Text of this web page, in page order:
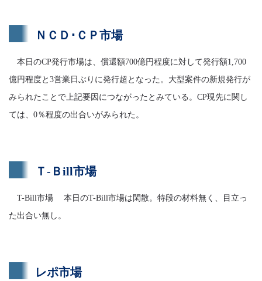
ＮＣＤ･ＣＰ市場
本日のCP発行市場は、償還額700億円程度に対して発行額1,700
億円程度と3営業日ぶりに発行超となった。大型案件の新規発行が
みられたことで上記要因につながったとみている。CP現先に関し
ては、0％程度の出合いがみられた。
Ｔ-Ｂill市場
T-Bill市場 本日のT-Bill市場は閑散。特段の材料無く、目立っ
た出合い無し。
レポ市場